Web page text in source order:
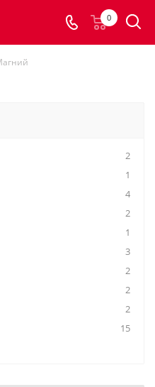
0
2
1
4
2
1
3
2
2
2
15